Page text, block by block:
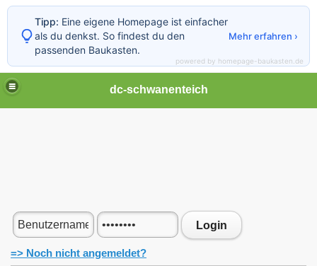
dc-schwanenteich
Login
=> Noch nicht angemeldet?
Tipp: Eine eigene Homepage ist einfacher
als du denkst. So findest du den
passenden Baukasten.
Mehr erfahren ›
powered by homepage-baukasten.de